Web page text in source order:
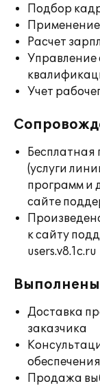
Подбор
Расчет
Учет
Бесплатная
(услуги
программ и
сайте
к сайту
users.v8.1c.ru
Доставка
заказчика
Продажа